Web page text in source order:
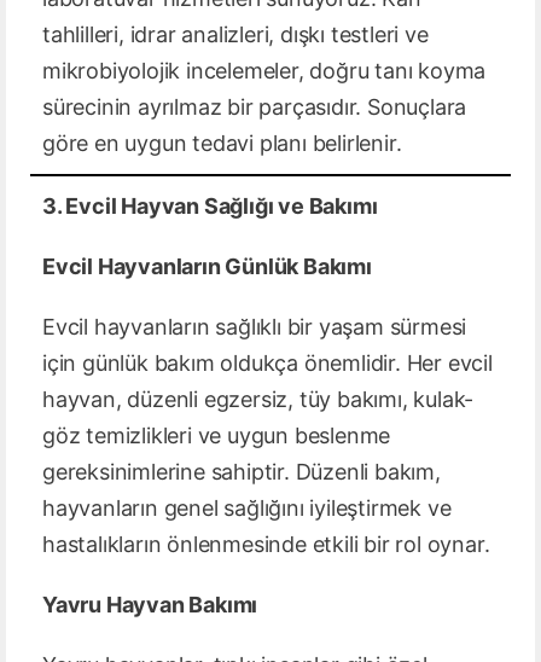
tahlilleri, idrar analizleri, dışkı testleri ve
mikrobiyolojik incelemeler, doğru tanı koyma
sürecinin ayrılmaz bir parçasıdır. Sonuçlara
göre en uygun tedavi planı belirlenir.
3. Evcil Hayvan Sağlığı ve Bakımı
Evcil Hayvanların Günlük Bakımı
Evcil hayvanların sağlıklı bir yaşam sürmesi
için günlük bakım oldukça önemlidir. Her evcil
hayvan, düzenli egzersiz, tüy bakımı, kulak-
göz temizlikleri ve uygun beslenme
gereksinimlerine sahiptir. Düzenli bakım,
hayvanların genel sağlığını iyileştirmek ve
hastalıkların önlenmesinde etkili bir rol oynar.
Yavru Hayvan Bakımı